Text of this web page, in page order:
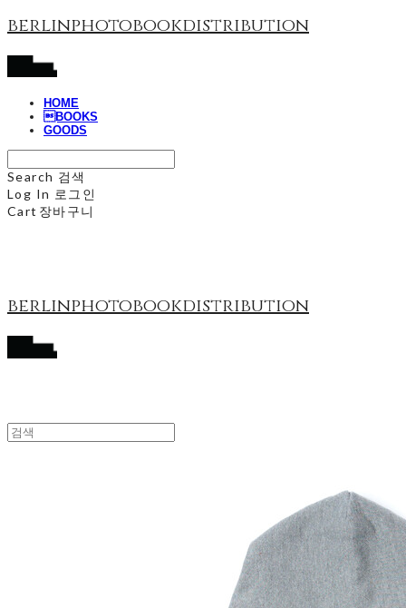
berlinphotobookdistribution
HOME
BOOKS
GOODS
Search 검색
Log In 로그인
Cart 장바구니
berlinphotobookdistribution